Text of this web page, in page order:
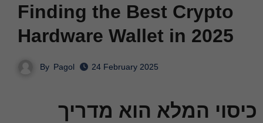
Finding the Best Crypto
Hardware Wallet in 2025
By Pagol 24 February 2025
כיסוי המלא הוא מדריך